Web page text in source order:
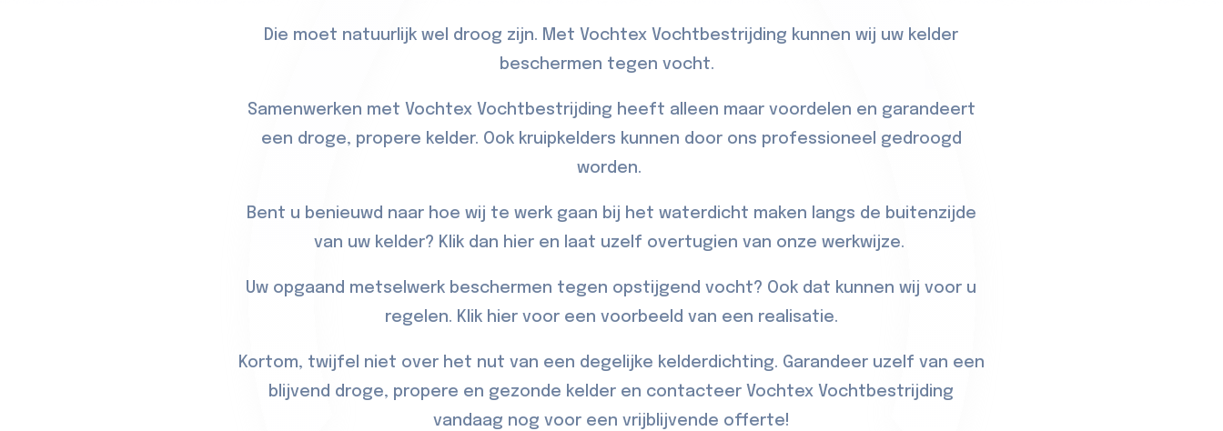
Die moet natuurlijk wel droog zijn. Met Vochtex Vochtbestrijding kunnen wij uw kelder
beschermen tegen vocht.
Samenwerken met Vochtex Vochtbestrijding heeft alleen maar voordelen en garandeert
een droge, propere kelder. Ook kruipkelders kunnen door ons professioneel gedroogd
worden.
Bent u benieuwd naar hoe wij te werk gaan bij het waterdicht maken langs de buitenzijde
van uw kelder? Klik dan hieren laat uzelf overtugien van onze werkwijze.
Uw opgaand metselwerk beschermen tegen opstijgend vocht? Ook dat kunnen wij voor u
regelen. Klik hiervoor een voorbeeld van een realisatie.
Kortom, twijfel niet over het nut van een degelijke kelderdichting. Garandeer uzelf van een
blijvend droge, propere en gezonde kelder en contacteer Vochtex Vochtbestrijding
vandaag nog voor een vrijblijvende offerte!